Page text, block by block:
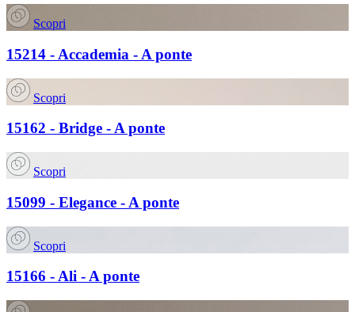
Scopri
15214 - Accademia - A ponte
Scopri
15162 - Bridge - A ponte
Scopri
15099 - Elegance - A ponte
Scopri
15166 - Ali - A ponte